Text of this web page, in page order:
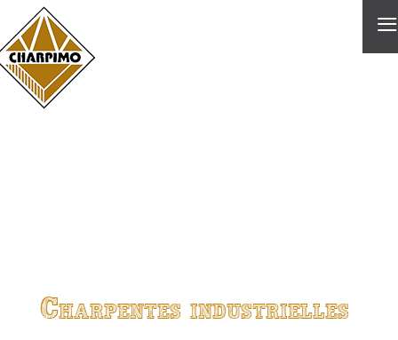
≡
Charpentes industrielles